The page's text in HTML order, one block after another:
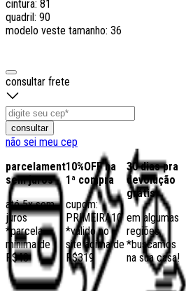
cintura: 81
quadril: 90
modelo veste tamanho: 36
consultar frete
consultar
não sei meu cep
parcelamento
sem juros
até 5x sem
juros
*parcela
mínima de
R$40
10%OFF na
1ª compra
cupom:
PRIMEIRA10
*válido no
site acima de
R$319
30 dias pra
devolução
grátis
em algumas
regiões,
*buscamos
na sua casa!